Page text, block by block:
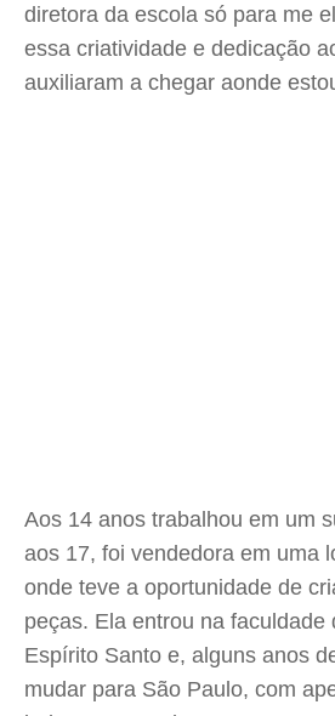
diretora da escola só para me
essa criatividade e dedicação
auxiliaram a chegar aonde
Aos 14 anos trabalhou em um
aos 17, foi vendedora em uma
onde teve a oportunidade de
peças. Ela entrou na faculdade
Espírito Santo e, alguns anos
mudar para São Paulo, com